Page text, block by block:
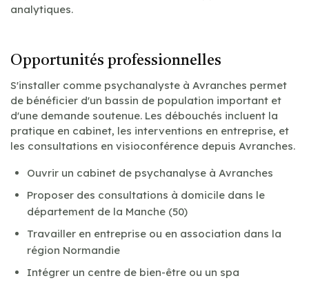
analytiques.
Opportunités professionnelles
S'installer comme psychanalyste à Avranches permet
de bénéficier d'un bassin de population important et
d'une demande soutenue. Les débouchés incluent la
pratique en cabinet, les interventions en entreprise, et
les consultations en visioconférence depuis Avranches.
Ouvrir un cabinet de psychanalyse à Avranches
Proposer des consultations à domicile dans le
département de la Manche (50)
Travailler en entreprise ou en association dans la
région Normandie
Intégrer un centre de bien-être ou un spa